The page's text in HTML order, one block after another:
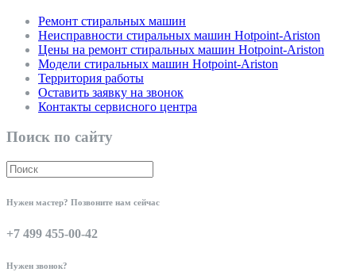
Ремонт стиральных машин
Неисправности стиральных машин Hotpoint-Ariston
Цены на ремонт стиральных машин Hotpoint-Ariston
Модели стиральных машин Hotpoint-Ariston
Территория работы
Оставить заявку на звонок
Контакты сервисного центра
Поиск по сайту
Нужен мастер? Позвоните нам сейчас
+7 499 455-00-42
Нужен звонок?